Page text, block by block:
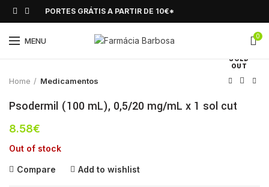
PORTES GRÁTIS A PARTIR DE 10€*
MENU 0
SOLD
OUT
Click to enlarge
Home Medicamentos
Psodermil (100 mL), 0,5/20 mg/mL x 1 sol cut
8.58€
Out of stock
Compare Add to wishlist